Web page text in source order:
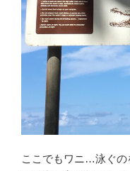
ここでもワニ…泳ぐの